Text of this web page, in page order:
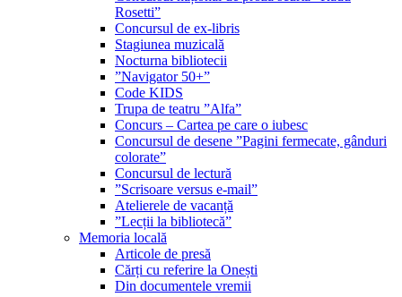
Rosetti”
Concursul de ex-libris
Stagiunea muzicală
Nocturna bibliotecii
”Navigator 50+”
Code KIDS
Trupa de teatru ”Alfa”
Concurs – Cartea pe care o iubesc
Concursul de desene ”Pagini fermecate, gânduri
colorate”
Concursul de lectură
”Scrisoare versus e-mail”
Atelierele de vacanță
”Lecții la bibliotecă”
Memoria locală
Articole de presă
Cărți cu referire la Onești
Din documentele vremii